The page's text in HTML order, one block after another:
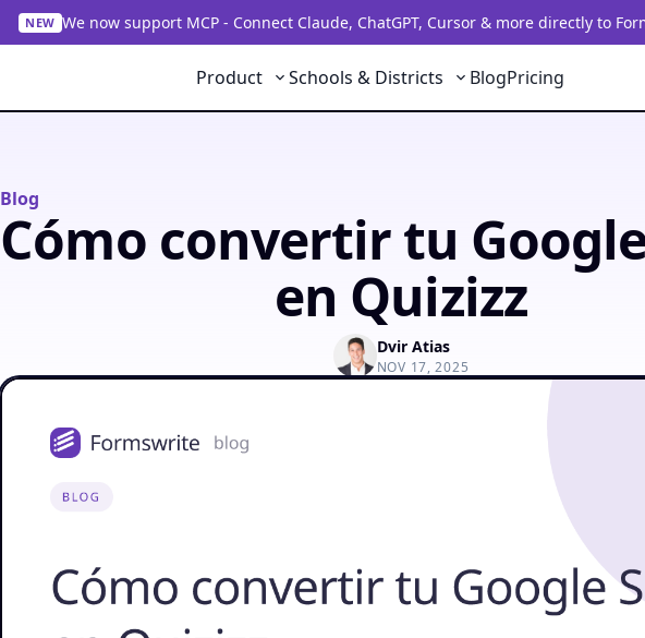
NEW We now support MCP - Connect Claude, ChatGPT, Cursor & more directly to
Product Schools & Districts BlogPricing
Blog
Cómo convertir tu
en Quizizz
Dvir Atias
NOV 17, 2025